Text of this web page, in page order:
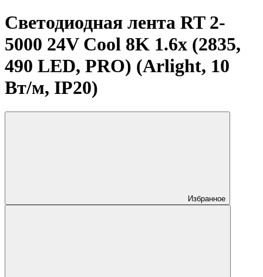
Светодиодная лента RT 2-
5000 24V Cool 8K 1.6x (2835,
490 LED, PRO) (Arlight, 10
Вт/м, IP20)
Избранное